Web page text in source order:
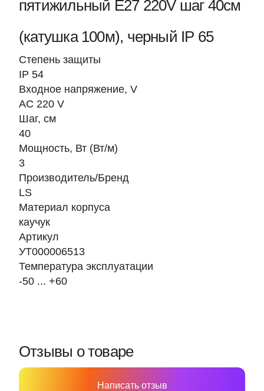
пятижильный Е27 220V шаг 40см
(катушка 100м), черный IP 65
Степень защиты
IP 54
Входное напряжение, V
AC 220 V
Шаг, см
40
Мощность, Вт (Вт/м)
3
Производитель/Бренд
LS
Материал корпуса
каучук
Артикул
УТ000006513
Температура эксплуатации
-50 ... +60
Отзывы о товаре
Написать отзыв